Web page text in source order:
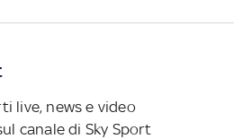
live, news e video
canale di Sky Sport